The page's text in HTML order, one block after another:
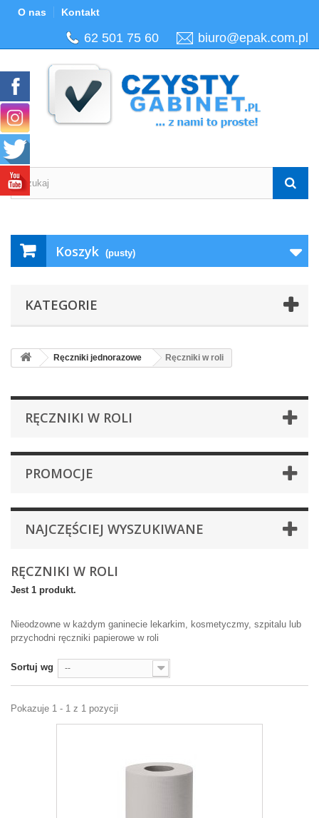
O nas Kontakt
62 501 75 60 biuro@epak.com.pl
Koszyk (pusty)
KATEGORIE
Ręczniki jednorazowe Ręczniki w roli
RĘCZNIKI W ROLI
PROMOCJE
NAJCZĘŚCIEJ WYSZUKIWANE
RĘCZNIKI W ROLI
Jest 1 produkt.
Nieodzowne w każdym ganinecie lekarkim, kosmetyczmy, szpitalu lub
przychodni ręczniki papierowe w roli
Sortuj wg --
Pokazuje 1 - 1 z 1 pozycji